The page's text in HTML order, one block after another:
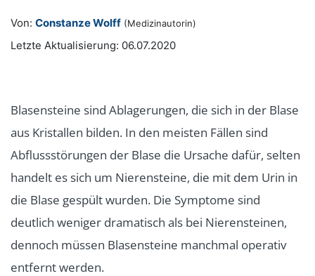
Von: Constanze Wolff (Medizinautorin)
Letzte Aktualisierung: 06.07.2020
Blasensteine sind Ablagerungen, die sich in der Blase
aus Kristallen bilden. In den meisten Fällen sind
Abflussstörungen der Blase die Ursache dafür, selten
handelt es sich um Nierensteine, die mit dem Urin in
die Blase gespült wurden. Die Symptome sind
deutlich weniger dramatisch als bei Nierensteinen,
dennoch müssen Blasensteine manchmal operativ
entfernt werden.